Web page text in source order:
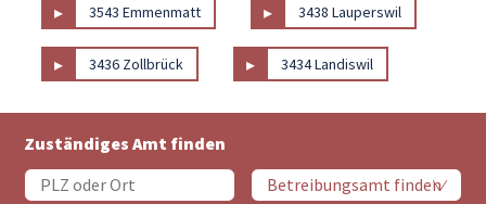
▸ 3543 Emmenmatt ▸ 3438 Lauperswil
▸ 3436 Zollbrück ▸ 3434 Landiswil
Zuständiges Amt finden